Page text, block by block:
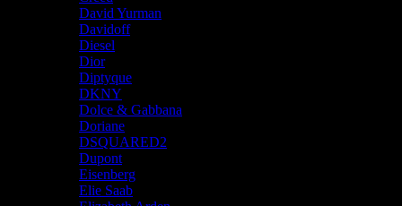
David Yurman
Davidoff
Diesel
Dior
Diptyque
DKNY
Dolce & Gabbana
Doriane
DSQUARED2
Dupont
Eisenberg
Elie Saab